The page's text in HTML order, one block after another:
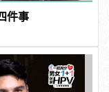
件事